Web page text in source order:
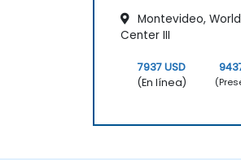
Montevideo,
Center III
7937 USD
(En línea)